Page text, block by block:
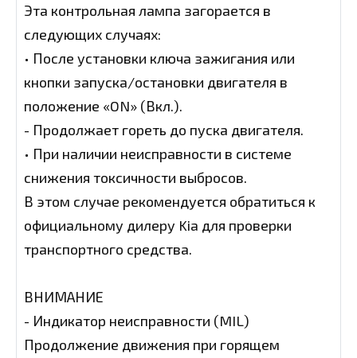
Эта контрольная лампа загорается в
следующих случаях:
• После установки ключа зажигания или
кнопки запуска/остановки двигателя в
положение «ON» (Вкл.).
- Продолжает гореть до пуска двигателя.
• При наличии неисправности в системе
снижения токсичности выбросов.
В этом случае рекомендуется обратиться к
официальному дилеру Kia для проверки
транспортного средства.
ВНИМАНИЕ
- Индикатор неисправности (MIL)
Продолжение движения при горящем